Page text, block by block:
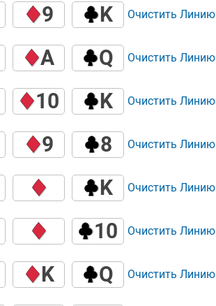
9 K Очистить Линию
A Q Очистить Линию
10 K Очистить Линию
9 8 Очистить Линию
K Очистить Линию
10 Очистить Линию
K Q Очистить Линию